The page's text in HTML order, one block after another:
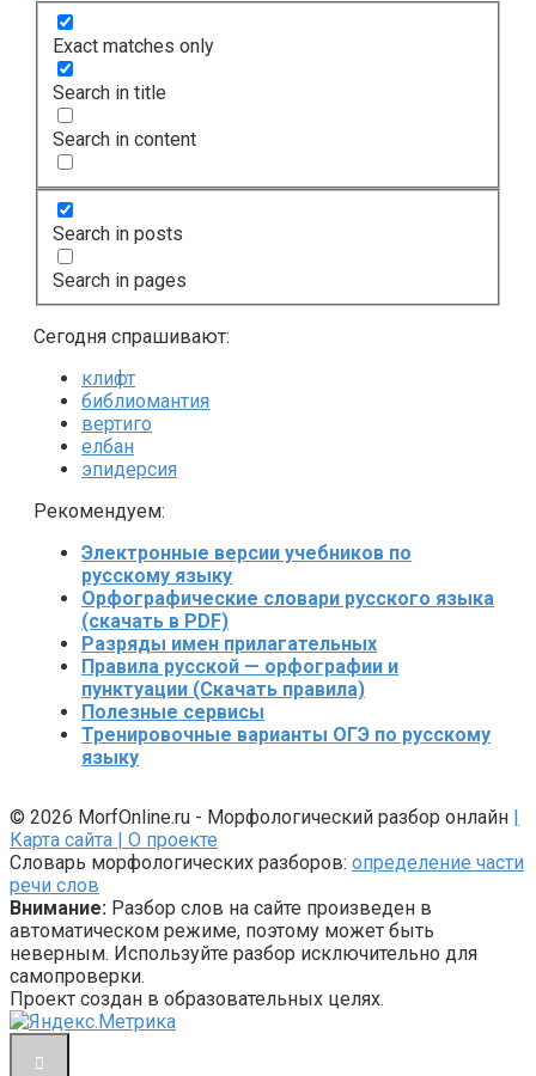
Exact matches only
Search in title
Search in content
Search in posts
Search in pages
Сегодня спрашивают:
клифт
библиомантия
вертиго
елбан
эпидерсия
Рекомендуем:
Электронные версии учебников по
русскому языку
Орфографические словари русского языка
(скачать в PDF)
Разряды имен прилагательных
Правила русской — орфографии и
пунктуации (Скачать правила)
Полезные сервисы
Тренировочные варианты ОГЭ по русскому
языку
© 2026 MorfOnline.ru - Морфологический разбор онлайн |
Карта сайта | О проекте
Словарь морфологических разборов: определение части
речи слов
Внимание: Разбор слов на сайте произведен в
автоматическом режиме, поэтому может быть
неверным. Используйте разбор исключительно для
самопроверки.
Проект создан в образовательных целях.